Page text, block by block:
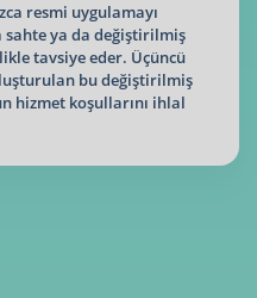
resmi uygulamayı
sahte ya da değiştirilmiş
tavsiye eder. Üçüncü
bu değiştirilmiş
hizmet koşullarını ihlal